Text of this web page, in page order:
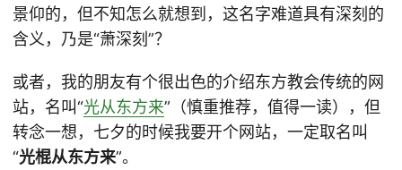
景仰的，但不知怎么就想到，这名字难道具有深刻的
含义，乃是“萧深刻”？
或者，我的朋友有个很出色的介绍东方教会传统的网
站，名叫“光从东方来”（慎重推荐，值得一读），但
转念一想，七夕的时候我要开个网站，一定取名叫
“光棍从东方来”。